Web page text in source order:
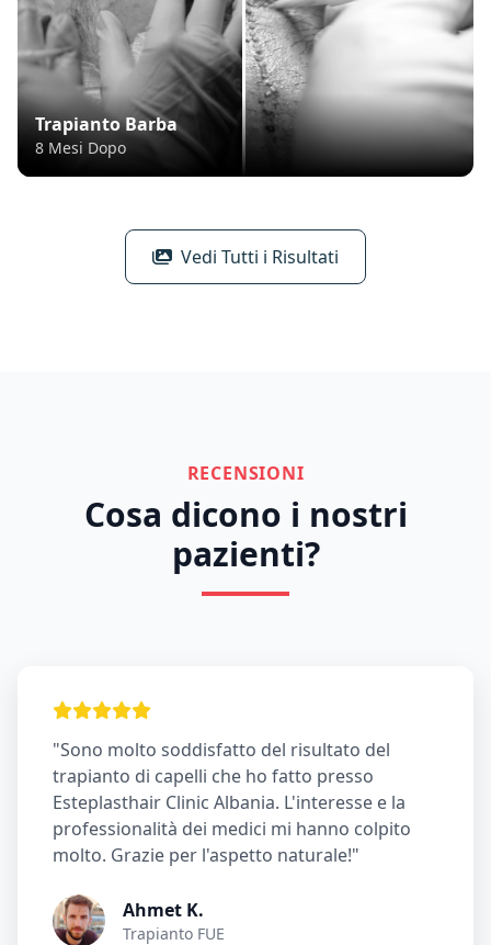
Trapianto Barba
8 Mesi Dopo
Vedi Tutti i Risultati
RECENSIONI
Cosa dicono i nostri
pazienti?
"Sono molto soddisfatto del risultato del
trapianto di capelli che ho fatto presso
Esteplasthair Clinic Albania. L'interesse e la
professionalità dei medici mi hanno colpito
molto. Grazie per l'aspetto naturale!"
Ahmet K.
Trapianto FUE